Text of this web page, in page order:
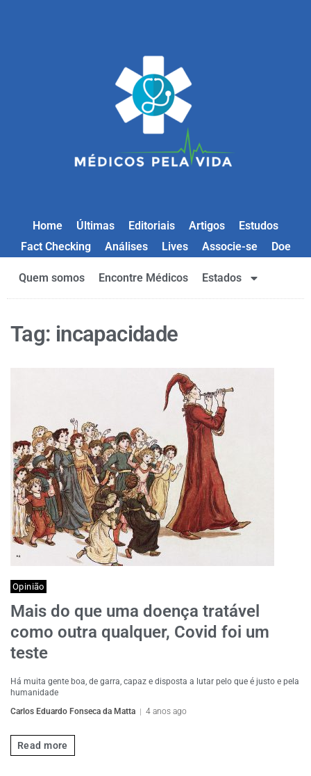
Home Últimas Editoriais Artigos
Estudos
Fact Checking
Análises Lives Associe-se Doe
Quem somos Encontre Médicos Estados
Tag: incapacidade
Opinião
Mais do que uma doença tratável
como outra qualquer, Covid foi um
teste
Há muita gente boa, de garra, capaz e disposta a lutar pelo que é justo e pela
humanidade
Carlos Eduardo Fonseca da Matta
4 anos ago
Read more